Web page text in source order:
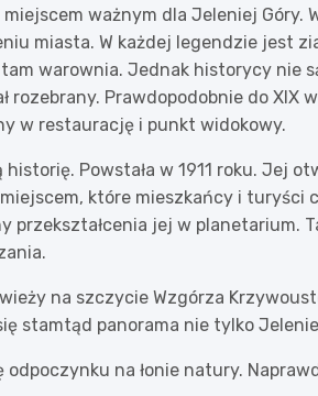
ważnym dla Jeleniej Góry.
miasta. W każdej legendzie jest
tam warownia. Jednak historycy nie
rozebrany. Prawdopodobnie do XIX
w restaurację i punkt widokowy.
Powstała w 1911 roku. Jej
które mieszkańcy i
przekształcenia jej w planetarium.
na szczycie Wzgórza
stamtąd panorama nie tylko
na łonie natury.